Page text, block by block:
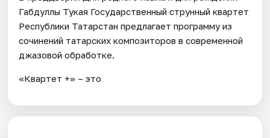
Габдуллы Тукая Государственный струнный квартет
Республики Татарстан предлагает программу из
сочинений татарских композиторов в современной
джазовой обработке.
«Квартет +» – это